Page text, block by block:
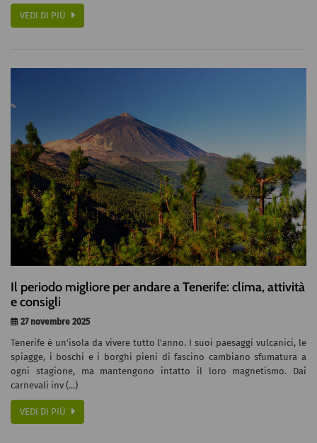
VEDI DI PIÙ
Il periodo migliore per andare a Tenerife: clima, attività
e consigli
27 novembre 2025
Tenerife è un'isola da vivere tutto l'anno. I suoi paesaggi vulcanici, le
spiagge, i boschi e i borghi pieni di fascino cambiano sfumatura a
ogni stagione, ma mantengono intatto il loro magnetismo. Dai
carnevali inv (...)
VEDI DI PIÙ